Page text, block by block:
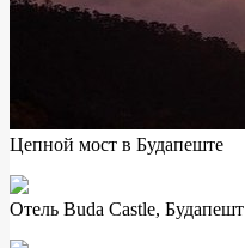
Цепной мост в Будапеште
Отель Buda Castle, Будапешт